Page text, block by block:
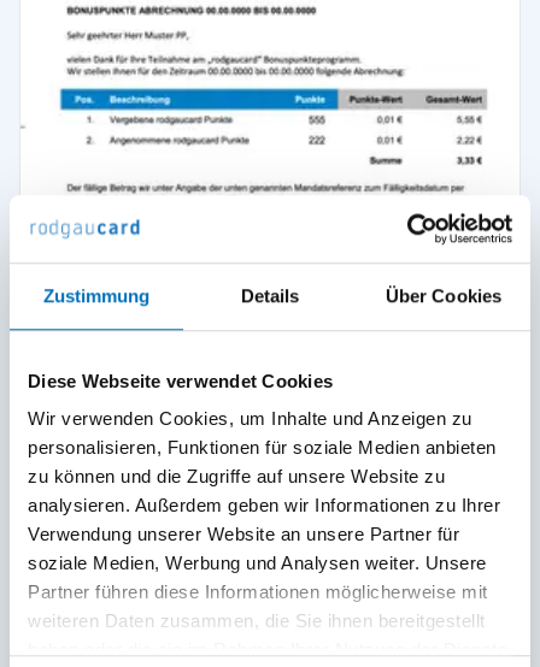
Zustimmung Details Über Cookies
Diese Webseite verwendet Cookies
Wir verwenden Cookies, um Inhalte und Anzeigen zu
personalisieren, Funktionen für soziale Medien anbieten
zu können und die Zugriffe auf unsere Website zu
analysieren. Außerdem geben wir Informationen zu Ihrer
Verwendung unserer Website an unsere Partner für
soziale Medien, Werbung und Analysen weiter. Unsere
Partner führen diese Informationen möglicherweise mit
weiteren Daten zusammen, die Sie ihnen bereitgestellt
Muster Rechnung Punktepartner
Herunterladen